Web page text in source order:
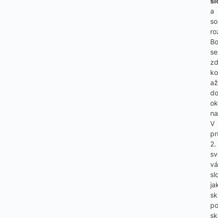
a
se
až
do
V
2.
po